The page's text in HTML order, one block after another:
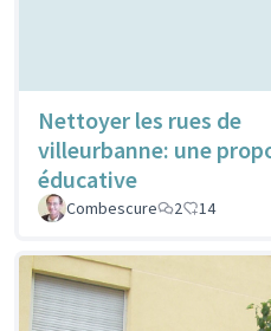
Nettoyer les rues de
villeurbanne: une
éducative
Combescure 2 14